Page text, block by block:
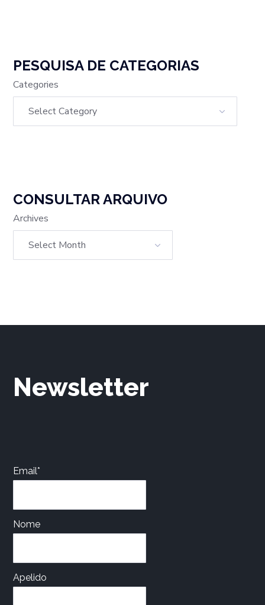
PESQUISA DE CATEGORIAS
Categories
CONSULTAR ARQUIVO
Archives
Newsletter
Email*
Nome
Apelido